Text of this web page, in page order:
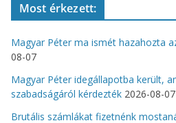
Most érkezett:
Magyar Péter ma ismét hazahozta
08-07
Magyar Péter idegállapotba került,
szabadságáról kérdezték 2026-08-07
Brutális számlákat fizetnénk